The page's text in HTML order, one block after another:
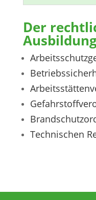
Der
Technischen